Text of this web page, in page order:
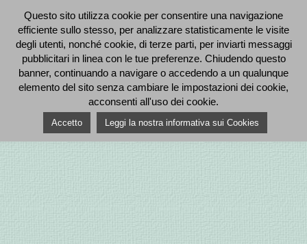
Questo sito utilizza cookie per consentire una navigazione
efficiente sullo stesso, per analizzare statisticamente le visite
degli utenti, nonché cookie, di terze parti, per inviarti messaggi
pubblicitari in linea con le tue preferenze. Chiudendo questo
banner, continuando a navigare o accedendo a un qualunque
elemento del sito senza cambiare le impostazioni dei cookie,
acconsenti all'uso dei cookie.
Accetto Leggi la nostra informativa sui Cookies